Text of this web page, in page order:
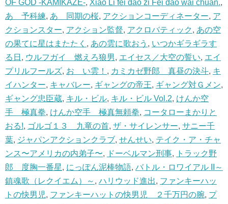
OF GOD -KAMIKAZE-, Xiao Li fei dao zi Fei dao wai chuan.,
あゝ予科練, あゝ同期の桜, アクションコーディネーター, ア
クションスター, アクション監督, アクロバティック , あの空
の果てに星はまたたく , あの雲に歌おう , いつかギラギラす
る日 , ウルフガイ 燃えろ狼男, エイセス／大空の誓い, エイ
プリルフールズ, おゝい雲！ , カミカゼ野郎 真昼の決斗, キ
イハンター, キャバレー, ギャングの帝王, ギャング対Ｇメン,
ギャング忠臣蔵, キル・ビル, キル・ビル Vol.2, けんか空
手 極真拳, けんか空手 極真無頼拳, コータローまかりと
おる!, ゴルゴ１３ 九竜の首, ザ・サイレンサー, サニー千
葉, ジャパンアクションクラブ, せんせい, テイク・ア・チャ
ンス〜アメリカの内弟子〜, ドーベルマン刑事,
トラック野
郎 度胸一番星, にっぽん泥棒物語, バトル・ロワイアル II～
鎮魂歌（レクイエム）～ , ハリウッド進出, ファンキーハッ
トの快男児, ファンキーハットの快男児 ２千万円の腕, プ